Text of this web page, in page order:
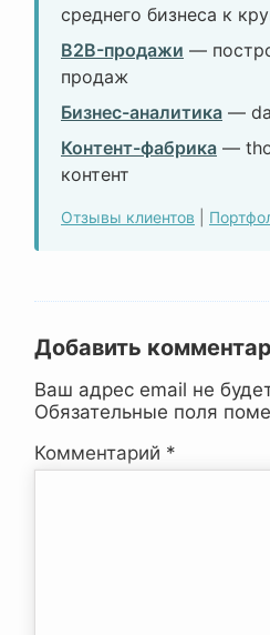
среднего бизнеса к
B2B-продажи —
продаж
Бизнес-аналитика —
Контент-фабрика —
контент
Отзывы клиентов
Добавить
Ваш адрес email не
Обязательные поля
Комментарий *